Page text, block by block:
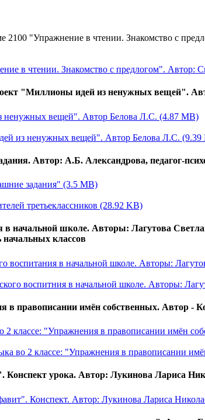
2100 "Упражнение в чтении. Знакомство с
в чтении. Знакомство с предлогом".
"Миллионы идей из ненужных вещей".
ненужных вещей". Автор Белова Л.С. (4.87 MB)
из ненужных вещей". Автор Белова Л.С. (9.39
Автор: А.Б. Александрова, педагог-
задания" (3.5 MB)
третьеклассников (28.92 KB)
в начальной школе. Авторы: Лагутова
классов
воспитания в начальной школе. Авторы:
воспитния в начальной школе. Авторы:
в правописании имён собственных. Автор
2 классе: "Упражнения в правописании имён
во 2 классе: "Упражнения в правописании
Конспект урока. Автор: Лукинова Лариса
Конспект. Автор: Лукинова Лариса